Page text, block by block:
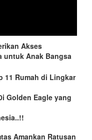
Akses
untuk Anak Bangsa
11 Rumah di Lingkar
Golden Eagle yang
Amankan Ratusan